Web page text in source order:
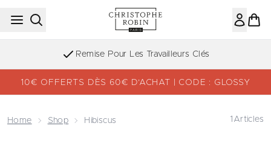
Passer au contenu principal
Remise Pour Les Travailleurs Clés
10€ OFFERTS DÈS 60€ D’ACHAT | CODE : GLOSSY
Home Shop Hibiscus 1 Articles